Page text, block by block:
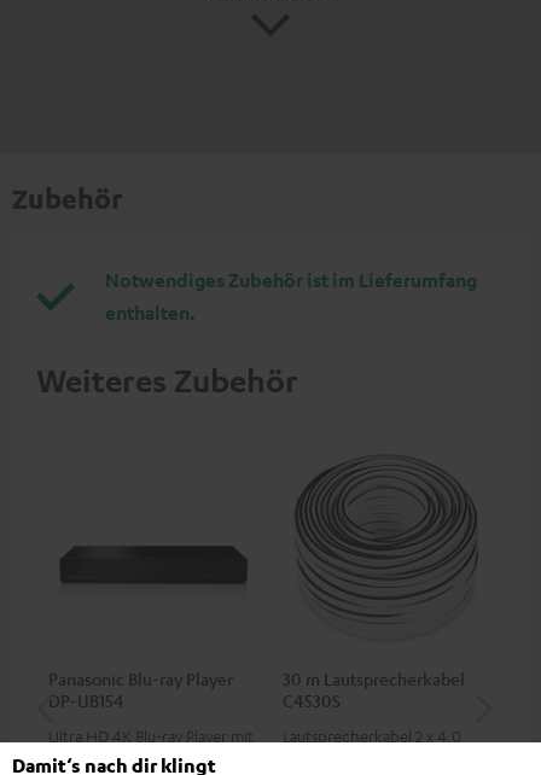
Zubehör
Notwendiges Zubehör ist im Lieferumfang
enthalten.
Weiteres Zubehör
Panasonic Blu-ray Player
DP-UB154
Ultra HD 4K Blu-ray Player mit
Dolby Atmos und Multi HDR-
30 m Lautsprecherkabel
C4530S
Lautsprecherkabel 2 x 4,0
Damit‘s nach dir klingt